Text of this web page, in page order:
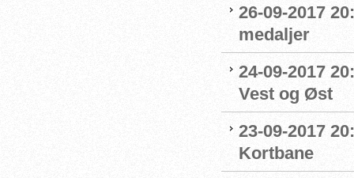
26-09-2017
medaljer
24-09-2017
Vest og Øst
23-09-2017
Kortbane